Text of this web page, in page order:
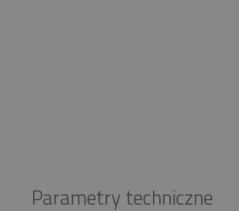
Parametry techniczne